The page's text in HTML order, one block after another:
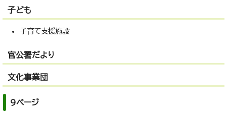
子ども
子育て支援施設
官公署だより
文化事業団
9ページ